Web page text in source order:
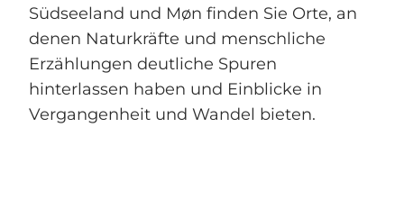
Südseeland und Møn finden Sie Orte, an
denen Naturkräfte und menschliche
Erzählungen deutliche Spuren
hinterlassen haben und Einblicke in
Vergangenheit und Wandel bieten.